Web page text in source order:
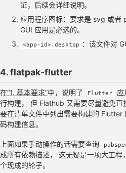
证，后续会详细说明。
应用程序图标：要求是 svg 或者
GUI 应用是必选的。
<app-id>.desktop ：该文件对
4. flatpak-flutter
在“1. 基本要求”中，说明了 Flutter
应
行构建， 但 Flathub 又需要尽量避免直
要在清单文件中列出需要构建的
码构建信息。
上面如果手动操作的话需要查询
成所有依赖描述， 这无疑是一项大工程
个现成的轮子。